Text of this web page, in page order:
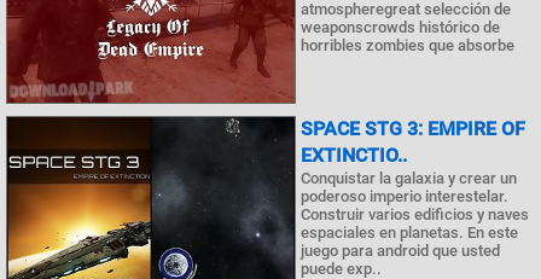
atmospheregreat selección de
weaponscrowds histórico de
horribles zombies que absorbe
SPACE STG 3: EMPIRE OF
EXTINCTIO..
Conquistar la galaxia y crear un
poderoso imperio interestelar.
Construir varios edificios y naves
espaciales en planetas. En este
juego para android que usted
puede exp..